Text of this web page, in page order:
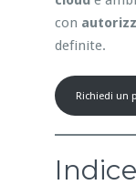
con
definite.
Richiedi un